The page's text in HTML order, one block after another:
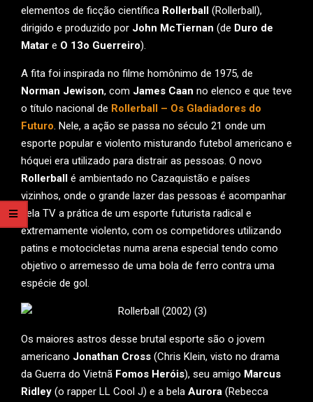
elementos de ficção científica Rollerball (Rollerball),
dirigido e produzido por John McTiernan (de Duro de
Matar e O 13o Guerreiro).
A fita foi inspirada no filme homônimo de 1975, de
Norman Jewison, com James Caan no elenco e que teve
o título nacional de Rollerball – Os Gladiadores do
Futuro. Nele, a ação se passa no século 21 onde um
esporte popular e violento misturando futebol americano e
hóquei era utilizado para distrair as pessoas. O novo
Rollerball é ambientado no Cazaquistão e países
vizinhos, onde o grande lazer das pessoas é acompanhar
pela TV a prática de um esporte futurista radical e
extremamente violento, com os competidores utilizando
patins e motocicletas numa arena especial tendo como
objetivo o arremesso de uma bola de ferro contra uma
espécie de gol.
Os maiores astros desse brutal esporte são o jovem
americano Jonathan Cross (Chris Klein, visto no drama
da Guerra do Vietnã Fomos Heróis), seu amigo Marcus
Ridley (o rapper LL Cool J) e a bela Aurora (Rebecca